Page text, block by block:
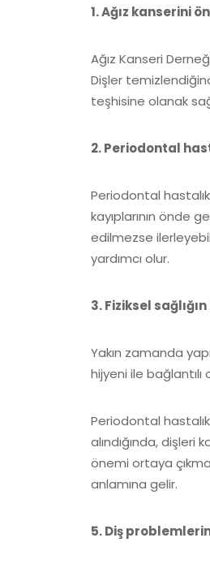
1. Ağız kanserini
Ağız Kanseri
Dişler
teşhisine olanak
2. Periodontal
Periodontal
kayıplarının önde
edilmezse
yardımcı olur.
3. Fiziksel
Yakın zamanda
hijyeni ile bağlantılı
Periodontal
alındığında, dişleri
önemi ortaya
anlamına gelir.
5. Diş